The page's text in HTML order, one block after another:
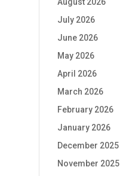
July 2026
June 2026
May 2026
April 2026
March 2026
February 2026
January 2026
December 2025
November 2025